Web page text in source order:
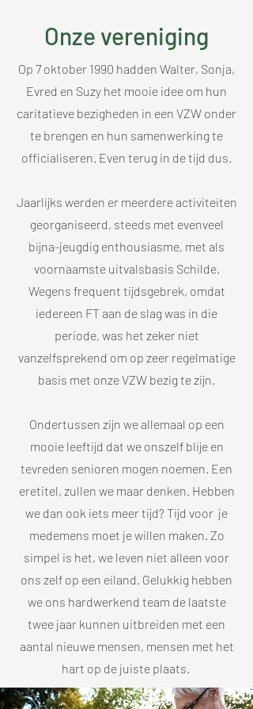
Onze vereniging
Op 7 oktober 1990 hadden Walter, Sonja,
Evred en Suzy het mooie idee om hun
caritatieve bezigheden in een VZW onder
te brengen en hun samenwerking te
officialiseren. Even terug in de tijd dus.
Jaarlijks werden er meerdere activiteiten
georganiseerd, steeds met evenveel
bijna-jeugdig enthousiasme, met als
voornaamste uitvalsbasis Schilde.
Wegens frequent tijdsgebrek, omdat
iedereen FT aan de slag was in die
periode, was het zeker niet
vanzelfsprekend om op zeer regelmatige
basis met onze VZW bezig te zijn.
Ondertussen zijn we allemaal op een
mooie leeftijd dat we onszelf blije en
tevreden senioren mogen noemen. Een
eretitel, zullen we maar denken. Hebben
we dan ook iets meer tijd? Tijd voor je
medemens moet je willen maken. Zo
simpel is het, we leven niet alleen voor
ons zelf op een eiland. Gelukkig hebben
we ons hardwerkend team de laatste
twee jaar kunnen uitbreiden met een
aantal nieuwe mensen, mensen met het
hart op de juiste plaats.